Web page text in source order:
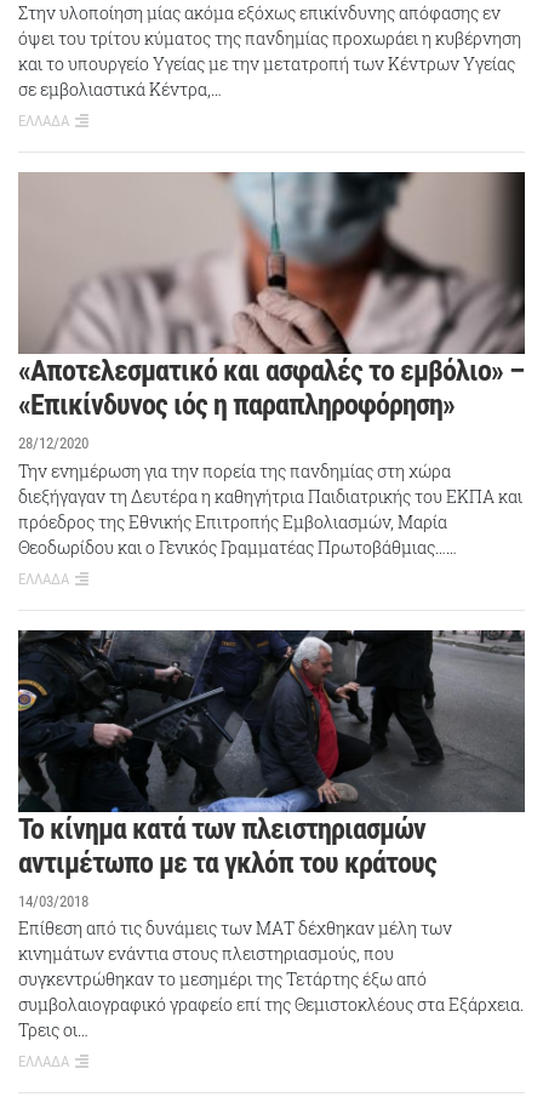
Στην υλοποίηση μίας ακόμα εξόχως επικίνδυνης απόφασης εν
όψει του τρίτου κύματος της πανδημίας προχωράει η κυβέρνηση
και το υπουργείο Υγείας με την μετατροπή των Κέντρων Υγείας
σε εμβολιαστικά Κέντρα,…
ΕΛΛΑΔΑ
«Αποτελεσματικό και ασφαλές το εμβόλιο» –
«Επικίνδυνος ιός η παραπληροφόρηση»
28/12/2020
Την ενημέρωση για την πορεία της πανδημίας στη χώρα
διεξήγαγαν τη Δευτέρα η καθηγήτρια Παιδιατρικής του ΕΚΠΑ και
πρόεδρος της Εθνικής Επιτροπής Εμβολιασμών, Μαρία
Θεοδωρίδου και ο Γενικός Γραμματέας Πρωτοβάθμιας……
ΕΛΛΑΔΑ
Το κίνημα κατά των πλειστηριασμών
αντιμέτωπο με τα γκλόπ του κράτους
14/03/2018
Επίθεση από τις δυνάμεις των ΜΑΤ δέχθηκαν μέλη των
κινημάτων ενάντια στους πλειστηριασμούς, που
συγκεντρώθηκαν το μεσημέρι της Τετάρτης έξω από
συμβολαιογραφικό γραφείο επί της Θεμιστοκλέους στα Εξάρχεια.
Τρεις οι…
ΕΛΛΑΔΑ